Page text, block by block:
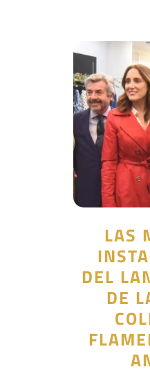
LAS
DEL
DE